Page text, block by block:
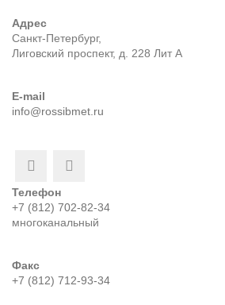
Адрес
Санкт-Петербург,
Лиговский проспект, д. 228 Лит А
E-mail
info@rossibmet.ru
Телефон
+7 (812) 702-82-34
многоканальный
Факс
+7 (812) 712-93-34